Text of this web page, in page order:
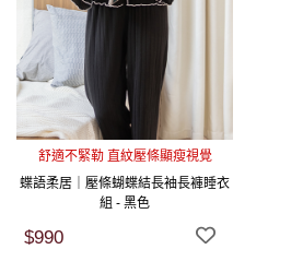
舒適不緊勒 直紋壓條顯瘦視覺
蝶語柔居｜壓條蝴蝶結長袖長褲睡衣
組 - 黑色
$990